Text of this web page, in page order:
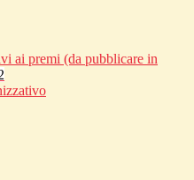
ai premi (da pubblicare in